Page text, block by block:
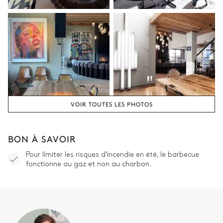
Attenante
Baignoire
Douche à l'italienne
Vasque double
WC séparés de la salle de
Chambre double 5
Vue panoramique sur les montagnes
Lit double inséparable
180x200
Attenante
VOIR TOUTES LES PHOTOS
BON À SAVOIR
Pour limiter les risques d'incendie en été, le barbecue
fonctionne au gaz et non au charbon.